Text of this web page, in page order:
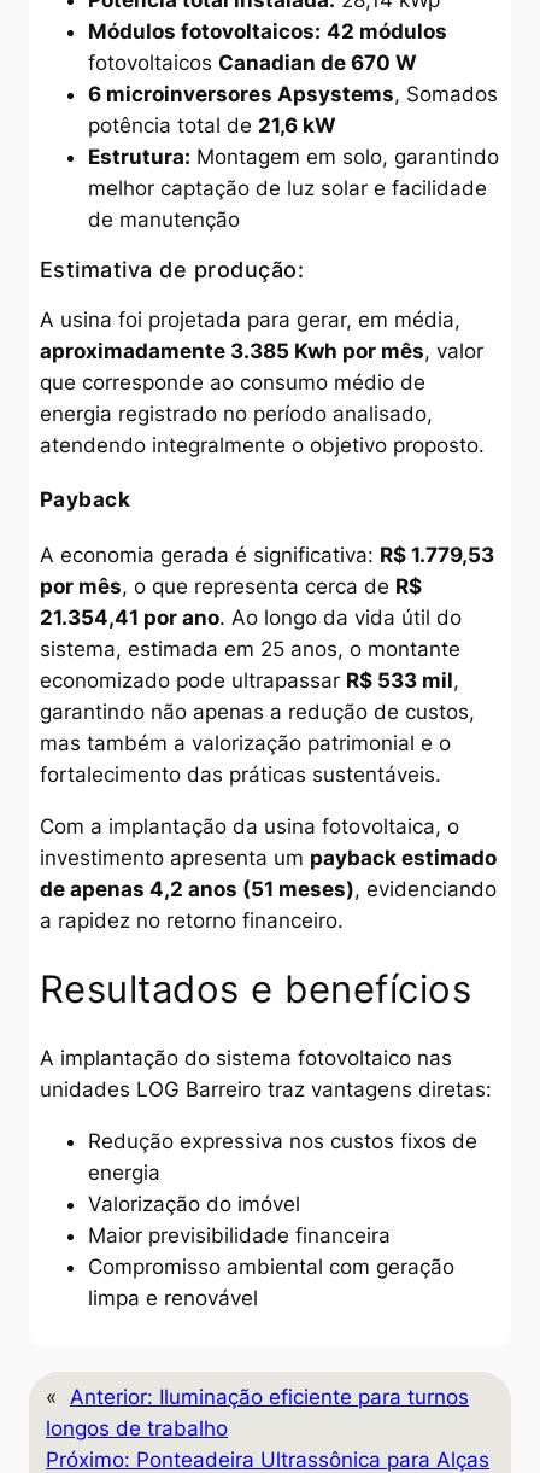
Módulos fotovoltaicos: 42 módulos
fotovoltaicos Canadian de 670 W
6 microinversores Apsystems, Somados
potência total de 21,6 kW
Estrutura: Montagem em solo, garantindo
melhor captação de luz solar e facilidade
de manutenção
Estimativa de produção:
A usina foi projetada para gerar, em média,
aproximadamente 3.385 Kwh por mês, valor
que corresponde ao consumo médio de
energia registrado no período analisado,
atendendo integralmente o objetivo proposto.
Payback
A economia gerada é significativa: R$ 1.779,53
por mês, o que representa cerca de R$
21.354,41 por ano. Ao longo da vida útil do
sistema, estimada em 25 anos, o montante
economizado pode ultrapassar R$ 533 mil,
garantindo não apenas a redução de custos,
mas também a valorização patrimonial e o
fortalecimento das práticas sustentáveis.
Com a implantação da usina fotovoltaica, o
investimento apresenta um payback estimado
de apenas 4,2 anos (51 meses), evidenciando
a rapidez no retorno financeiro.
Resultados e benefícios
A implantação do sistema fotovoltaico nas
unidades LOG Barreiro traz vantagens diretas:
Redução expressiva nos custos fixos de
energia
Valorização do imóvel
Maior previsibilidade financeira
Compromisso ambiental com geração
limpa e renovável
« Anterior: Iluminação eficiente para turnos
longos de trabalho
Próximo: Ponteadeira Ultrassônica para Alças